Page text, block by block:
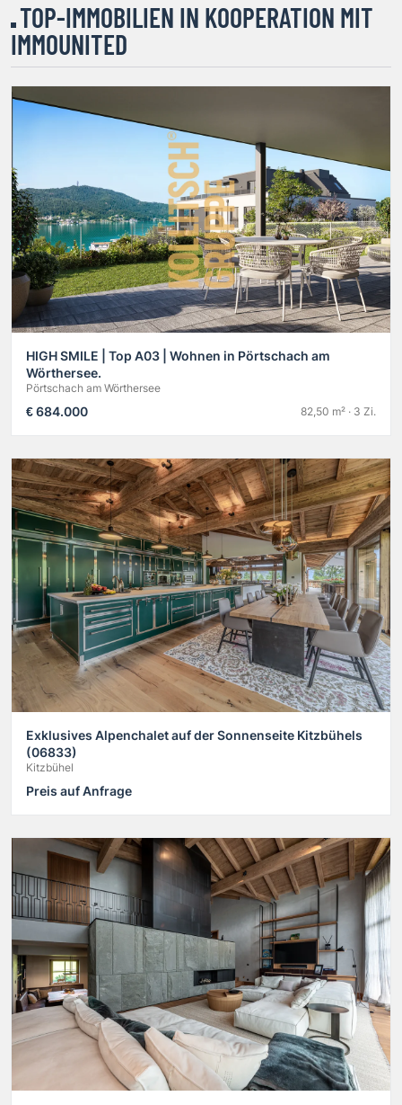
TOP-IMMOBILIEN IN KOOPERATION MIT
IMMOUNITED
HIGH SMILE | Top A03 | Wohnen in Pörtschach am
Wörthersee.
Pörtschach am Wörthersee
€ 684.000 82,50 m² · 3 Zi.
Exklusives Alpenchalet auf der Sonnenseite Kitzbühels
(06833)
Kitzbühel
Preis auf Anfrage